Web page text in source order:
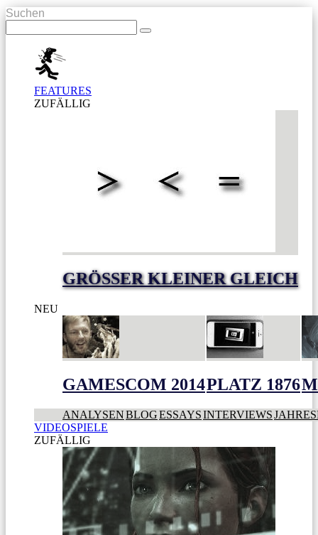
Suchen
FEATURES
ZUFÄLLIG
GRÖSSER KLEINER GLEICH
NEU
GAMESCOM 2014PLATZ 1876
ANALYSENBLOGESSAYSINTERVIEWS
VIDEOSPIELE
ZUFÄLLIG